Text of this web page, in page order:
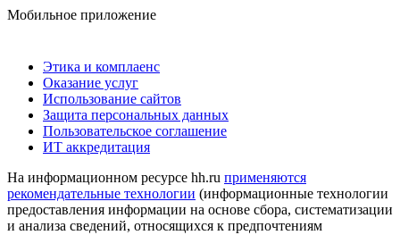
Мобильное приложение
Этика и комплаенс
Оказание услуг
Использование сайтов
Защита персональных данных
Пользовательское соглашение
ИТ аккредитация
На информационном ресурсе hh.ru применяются
рекомендательные технологии (информационные технологии
предоставления информации на основе сбора, систематизации
и анализа сведений, относящихся к предпочтениям